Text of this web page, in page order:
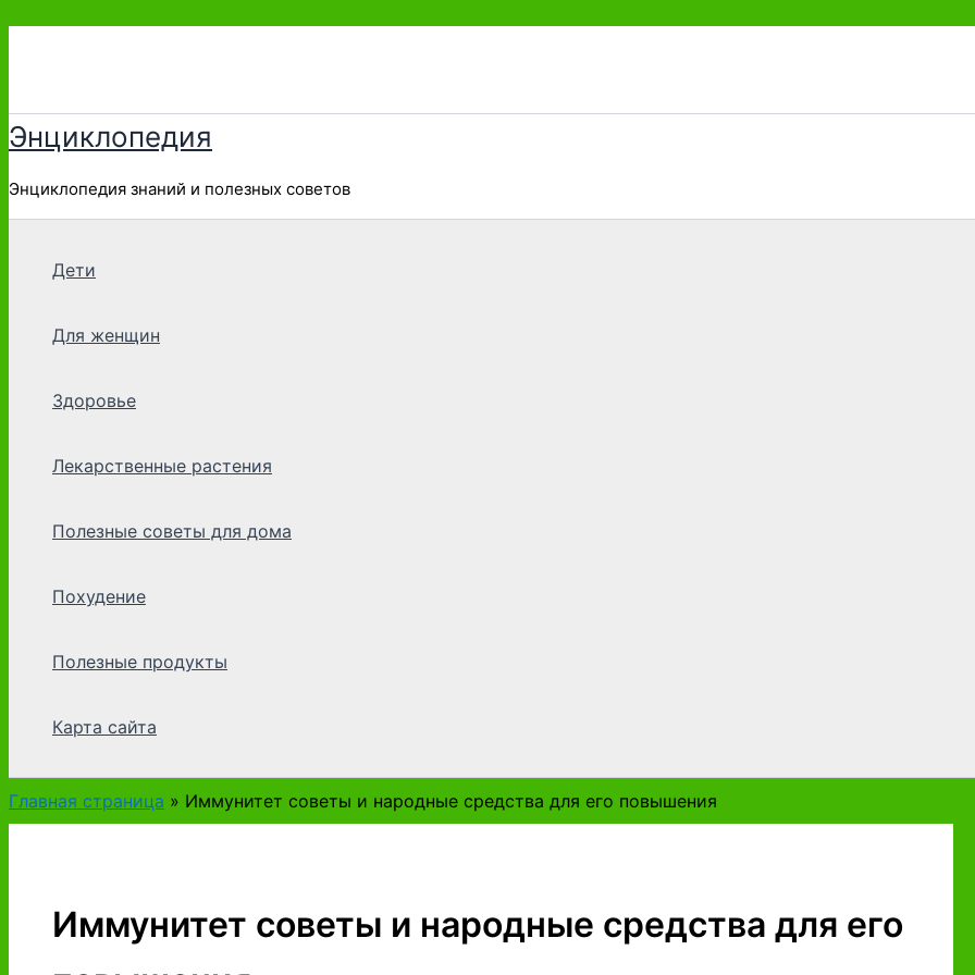
Перейти
Энциклопедия
Энциклопедия знаний и полезных советов
Дети
Для женщин
Здоровье
Лекарственные растения
Полезные советы для дома
Похудение
Полезные продукты
Карта сайта
Главная страница » Иммунитет советы и народные средства для его повышения
Иммунитет советы и народные средства для его